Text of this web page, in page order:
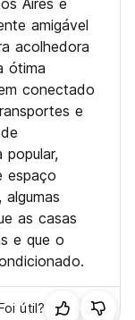
Aires é
amigável
acolhedora
ótima
conectado
e
popular,
espaço
as casas
e que o
útil?